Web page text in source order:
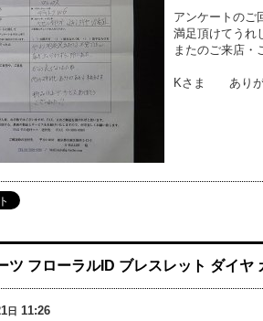
アンケートのご
満足頂けてうれ
またのご来店・
Kさま ありが
ツ フローラルID ブレスレット ダイヤ
日 11:26